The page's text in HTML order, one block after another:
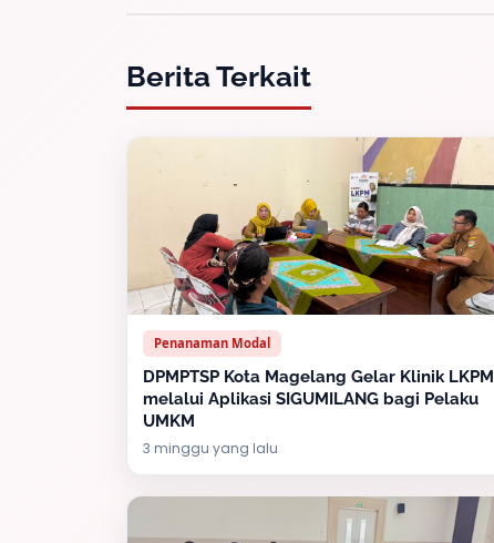
Berita Terkait
Penanaman Modal
DPMPTSP Kota Magelang Gelar Klinik LKPM
melalui Aplikasi SIGUMILANG bagi Pelaku
UMKM
3 minggu yang lalu